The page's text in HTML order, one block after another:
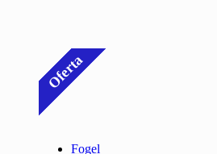
Oferta
Fogel